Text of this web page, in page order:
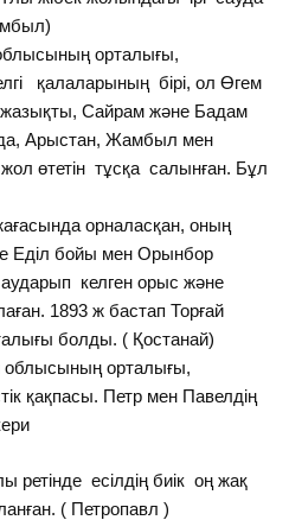
орталығы,
қалаларының бірі, ол Өгем
жазықты, Сайрам және Бадам
Арыстан, Жамбыл мен
өтетін тұсқа салынған. Бұл
орналасқан, оның
Еділ бойы мен Орынбор
келген орыс және
1893 ж бастап Торғай
болды. ( Қостанай)
облысының орталығы,
қақпасы. Петр мен Павелдің
ретінде есілдің биік оң жақ
( Петропавл )